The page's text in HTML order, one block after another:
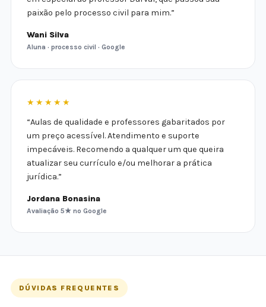
paixão pelo processo civil para mim.”
Wani Silva
Aluna · processo civil · Google
★★★★★
“Aulas de qualidade e professores gabaritados por
um preço acessível. Atendimento e suporte
impecáveis. Recomendo a qualquer um que queira
atualizar seu currículo e/ou melhorar a prática
jurídica.”
Jordana Bonasina
Avaliação 5★ no Google
DÚVIDAS FREQUENTES